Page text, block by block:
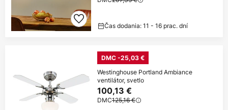
Čas dodania: 11 - 16 prac. dní
DMC -25,03 €
Westinghouse Portland Ambiance
ventilátor, svetlo
100,13 €
DMC125,16 €